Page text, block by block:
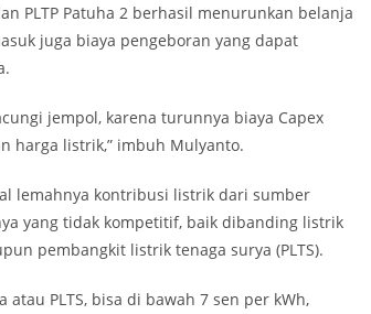
PLTP Patuha 2 berhasil menurunkan belanja
juga biaya pengeboran yang dapat
jempol, karena turunnya biaya Capex
harga listrik,” imbuh Mulyanto.
lemahnya kontribusi listrik dari sumber
yang tidak kompetitif, baik dibanding listrik
pembangkit listrik tenaga surya (PLTS).
PLTS, bisa di bawah 7 sen per kWh,